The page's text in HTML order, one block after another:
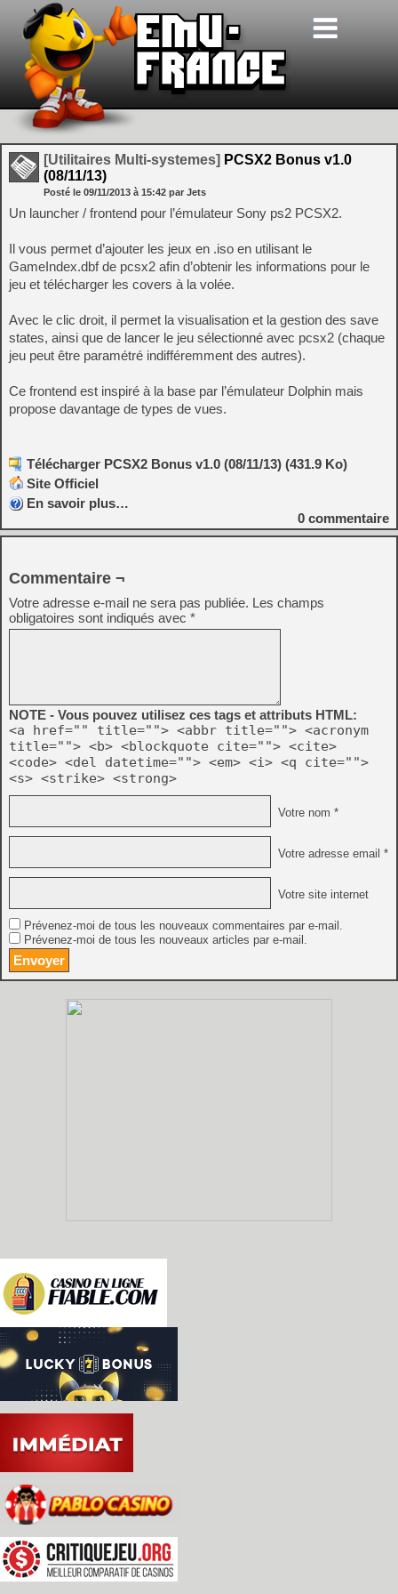
[Utilitaires Multi-systemes] PCSX2 Bonus v1.0
(08/11/13)
Posté le 09/11/2013 à 15:42 par Jets
Un launcher / frontend pour l’émulateur Sony ps2 PCSX2.
Il vous permet d’ajouter les jeux en .iso en utilisant le
GameIndex.dbf de pcsx2 afin d’obtenir les informations pour le
jeu et télécharger les covers à la volée.
Avec le clic droit, il permet la visualisation et la gestion des save
states, ainsi que de lancer le jeu sélectionné avec pcsx2 (chaque
jeu peut être paramétré indifféremment des autres).
Ce frontend est inspiré à la base par l’émulateur Dolphin mais
propose davantage de types de vues.
Télécharger PCSX2 Bonus v1.0 (08/11/13) (431.9 Ko)
Site Officiel
En savoir plus…
0 commentaire
Commentaire ¬
Votre adresse e-mail ne sera pas publiée. Les champs
obligatoires sont indiqués avec *
NOTE - Vous pouvez utilisez ces tags et attributs HTML:
<a href="" title=""> <abbr title=""> <acronym
title=""> <b> <blockquote cite=""> <cite>
<code> <del datetime=""> <em> <i> <q cite="">
<s> <strike> <strong>
Votre nom *
Votre adresse email *
Votre site internet
Prévenez-moi de tous les nouveaux commentaires par e-mail.
Prévenez-moi de tous les nouveaux articles par e-mail.